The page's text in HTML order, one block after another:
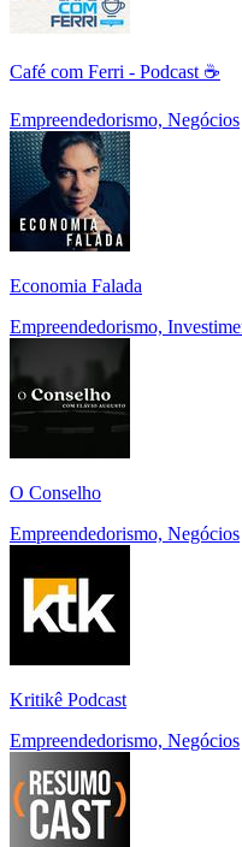
Café com Ferri - Podcast ☕
Empreendedorismo, Negócios
Economia Falada
Empreendedorismo,
O Conselho
Empreendedorismo, Negócios
Kritikê Podcast
Empreendedorismo, Negócios